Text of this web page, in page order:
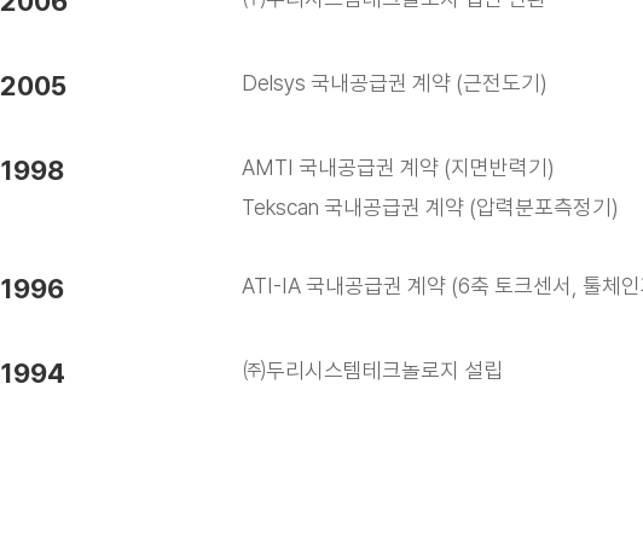
2005 Delsys 국내공급권 계약 (근전도기)
1998
AMTI 국내공급권 계약 (지면반력기)
Tekscan 국내공급권 계약 (압력분포측정기)
1996 ATI-IA 국내공급권 계약 (6축 토크센서, 툴체
1994 ㈜두리시스템테크놀로지 설립